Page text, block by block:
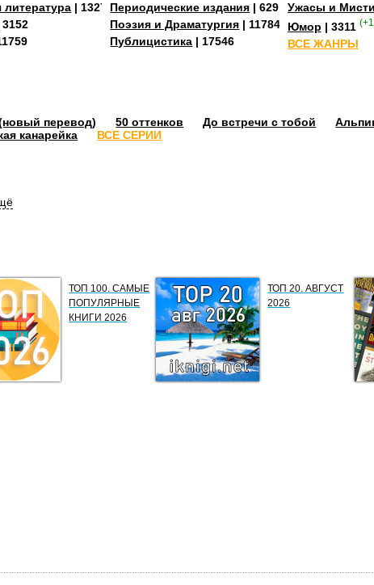
литература | 13273
3152
Периодические издания | 629
Поэзия и Драматургия | 11784
Публицистика | 17546
Ужасы и
Юмор | 3311
ВСЕ ЖАНРЫ
перевод) 50 оттенков До встречи с тобой
канарейка ВСЕ СЕРИИ
ТОП 100. САМЫЕ
ПОПУЛЯРНЫЕ
КНИГИ 2026
ТОП 20. АВГУСТ
2026